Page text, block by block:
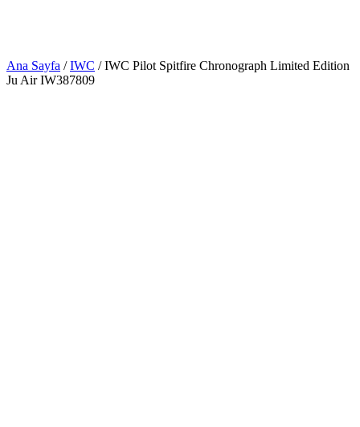
Ana Sayfa /IWC / IWC Pilot Spitfire Chronograph Limited Edition
Ju Air IW387809